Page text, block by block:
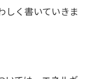
しく書いていきま